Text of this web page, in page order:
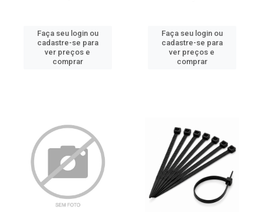
Faça seu login ou
cadastre-se para
ver preços e
comprar
Faça seu login ou
cadastre-se para
ver preços e
comprar